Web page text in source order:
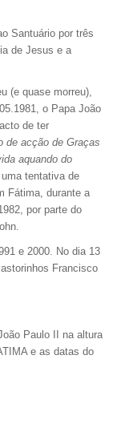
Santuário por três
de Jesus e a
(e quase morreu),
o Papa João
de ter
de acção de Graças
aquando do
tentativa de
Fátima, durante a
por parte do
e 2000. No dia 13
Francisco
Paulo II na altura
e as datas do